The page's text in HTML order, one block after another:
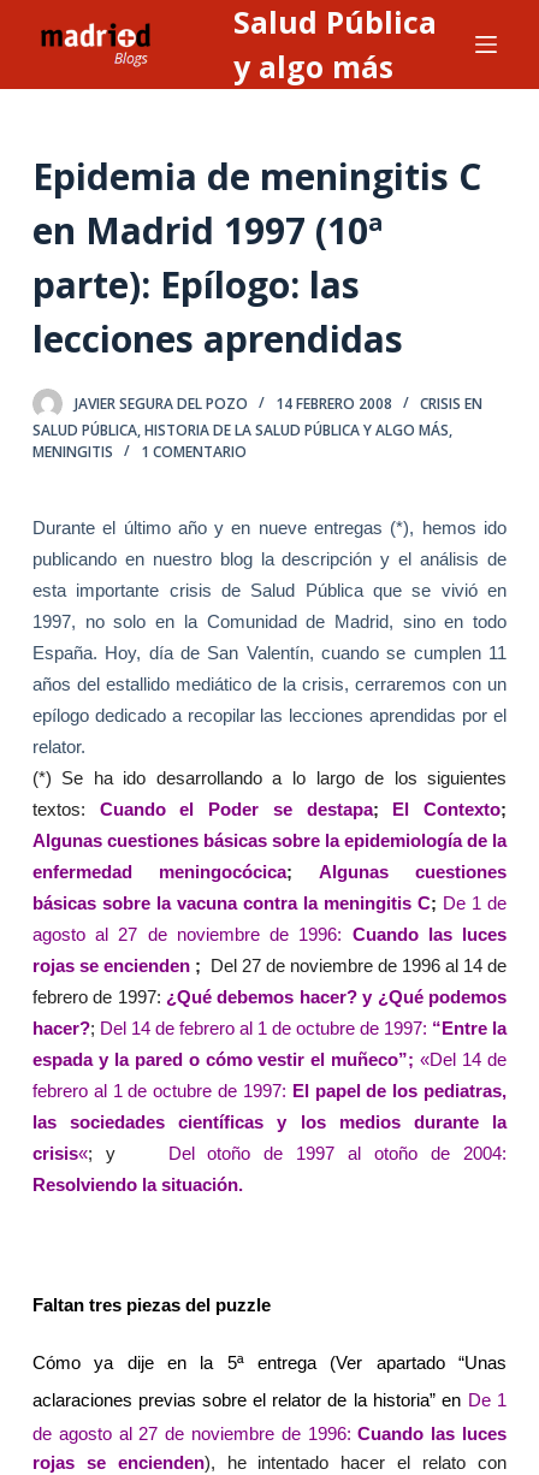
l
o
e
n
o
Salud Pública
y algo más
Epidemia de meningitis C
en Madrid 1997 (10ª
parte): Epílogo: las
lecciones aprendidas
JAVIER SEGURA DEL POZO 14 FEBRERO 2008
CRISIS EN
SALUD PÚBLICA,HISTORIA DE LA SALUD PÚBLICA Y ALGO MÁS,
MENINGITIS
1 COMENTARIO
Durante el último año y en nueve entregas (*), hemos ido
publicando en nuestro blog la descripción y el análisis de
esta importante crisis de Salud Pública que se vivió en
1997, no solo en
la Comunidad de Madrid, sino en todo
España. Hoy, día de San Valentín, cuando se cumplen 11
años del estallido mediático de la crisis, cerraremos con un
epílogo dedicado a recopilar las lecciones aprendidas por el
relator.
(*) Se ha ido desarrollando a lo largo de los siguientes
textos: Cuando el Poder se destapa; El Contexto;
Algunas cuestiones básicas sobre la epidemiología de la
enfermedad meningocócica; Algunas cuestiones
básicas sobre la vacuna contra la meningitis C; De 1 de
agosto al 27 de noviembre de 1996: Cuando las luces
rojas se encienden;
Del 27 de noviembre de 1996 al 14 de
febrero de 1997: ¿Qué debemos hacer? y ¿Qué podemos
hacer?; Del 14 de febrero al 1 de octubre de 1997: “Entre la
espada y la pared o cómo vestir el muñeco”; «Del 14 de
febrero al 1 de octubre de 1997: El papel de los pediatras,
las sociedades científicas y los medios durante la
crisis«; y
Del otoño de 1997 al otoño de 2004:
Resolviendo la situación.
Faltan tres piezas del puzzle
Cómo ya dije en la 5ª entrega (Ver apartado “Unas
aclaraciones previas sobre el relator de la historia” en De 1
de agosto al 27 de noviembre de 1996:Cuando las luces
rojas se encienden), he intentado hacer el relato con